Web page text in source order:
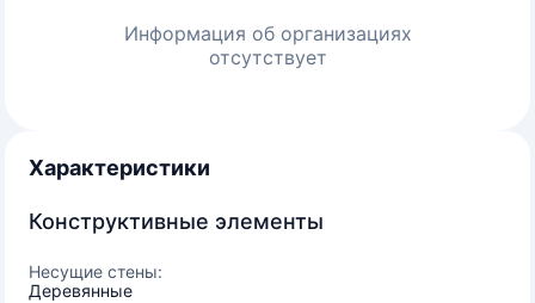
Информация об организациях
отсутствует
Характеристики
Конструктивные элементы
Несущие стены:
Деревянные